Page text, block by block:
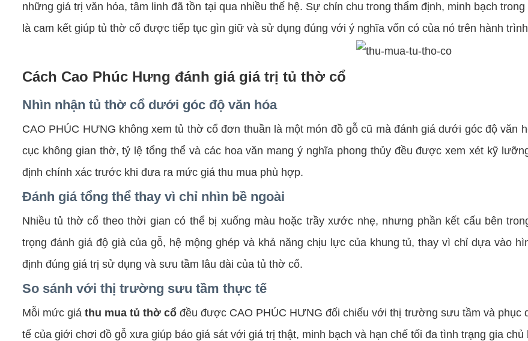
những giá trị văn hóa, tâm linh đã tồn tại qua nhiều thế hệ. Sự chỉn chu trong thẩm định, minh bạch
là cam kết giúp tủ thờ cổ được tiếp tục gìn giữ và sử dụng đúng với ý nghĩa vốn có của nó trên hành
Cách Cao Phúc Hưng đánh giá giá trị tủ thờ cổ
Nhìn nhận tủ thờ cổ dưới góc độ văn hóa
CAO PHÚC HƯNG không xem tủ thờ cổ đơn thuần là một món đồ gỗ cũ mà đánh giá dưới góc độ văn
cục không gian thờ, tỷ lệ tổng thể và các hoa văn mang ý nghĩa phong thủy đều được xem xét kỹ
định chính xác trước khi đưa ra mức giá thu mua phù hợp.
Đánh giá tổng thể thay vì chỉ nhìn bề ngoài
Nhiều tủ thờ cổ theo thời gian có thể bị xuống màu hoặc trầy xước nhẹ, nhưng phần kết cấu bên
trọng đánh giá độ già của gỗ, hệ mộng ghép và khả năng chịu lực của khung tủ, thay vì chỉ dựa vào
định đúng giá trị sử dụng và sưu tầm lâu dài của tủ thờ cổ.
So sánh với thị trường sưu tầm thực tế
Mỗi mức giáthu mua tủ thờ cổđều được CAO PHÚC HƯNG đối chiếu với thị trường sưu tầm và phục
tế của giới chơi đồ gỗ xưa giúp báo giá sát với giá trị thật, minh bạch và hạn chế tối đa tình trạng gia chủ